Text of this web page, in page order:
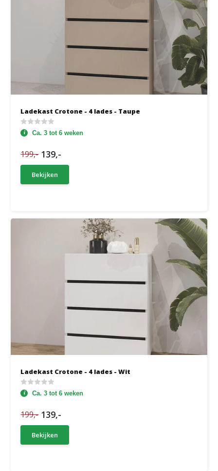
Ladekast Crotone - 4 lades - Taupe
Ca. 3 tot 6 weken
199,- 139,-
Bekijken
Ladekast Crotone - 4 lades - Wit
Ca. 3 tot 6 weken
199,- 139,-
Bekijken